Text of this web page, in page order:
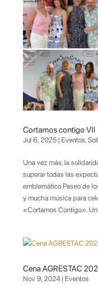
Cortamos contigo VII
Jul 6, 2025| Eventos,
Una vez más, la
superar todas las
emblemático Paseo de
y mucha música para
«Cortamos Contigo». Un
Cena AGRESTAC
Nov 9, 2024| Eventos